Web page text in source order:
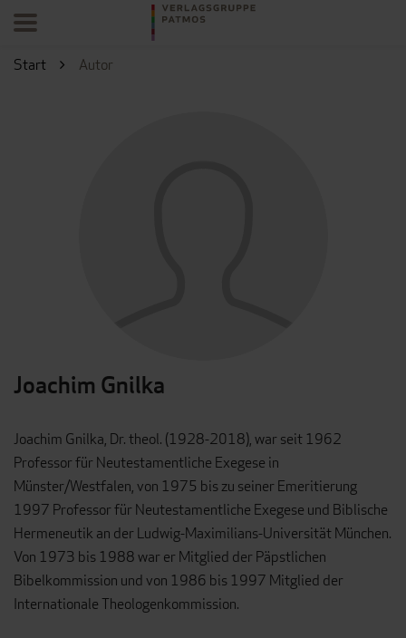
Start Autor
Joachim Gnilka
Joachim Gnilka, Dr. theol. (1928-2018), war seit 1962
Professor für Neutestamentliche Exegese in
Münster/Westfalen, von 1975 bis zu seiner Emeritierung
1997 Professor für Neutestamentliche Exegese und Biblische
Hermeneutik an der Ludwig-Maximilians-Universität München.
Von 1973 bis 1988 war er Mitglied der Päpstlichen
Bibelkommission und von 1986 bis 1997 Mitglied der
Internationale Theologenkommission.